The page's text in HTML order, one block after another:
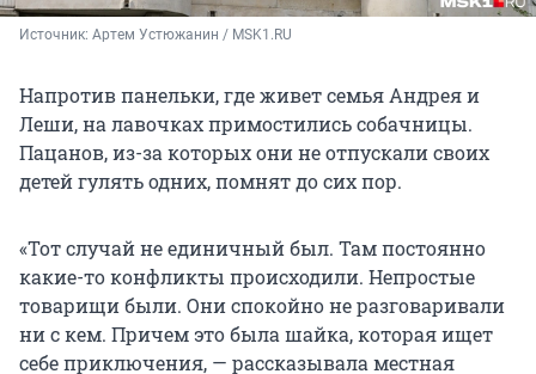
Источник: Артем Устюжанин / MSK1.RU
Напротив панельки, где живет семья Андрея и
Леши, на лавочках примостились собачницы.
Пацанов, из-за которых они не отпускали своих
детей гулять одних, помнят до сих пор.
«Тот случай не единичный был. Там постоянно
какие-то конфликты происходили. Непростые
товарищи были. Они спокойно не разговаривали
ни с кем. Причем это была шайка, которая ищет
себе приключения, — рассказывала местная